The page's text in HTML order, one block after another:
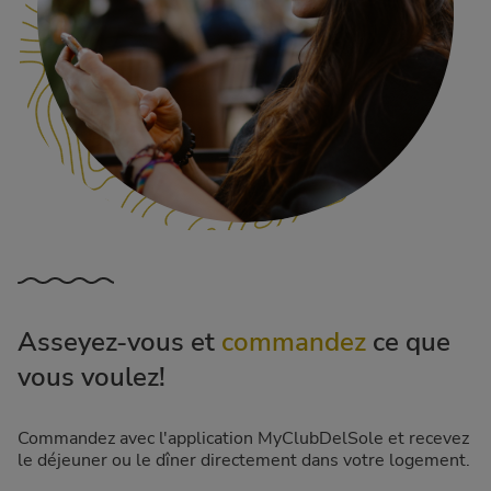
Asseyez-vous et commandez ce que
vous voulez!
Commandez avec l'application MyClubDelSole et recevez
le déjeuner ou le dîner directement dans votre logement.